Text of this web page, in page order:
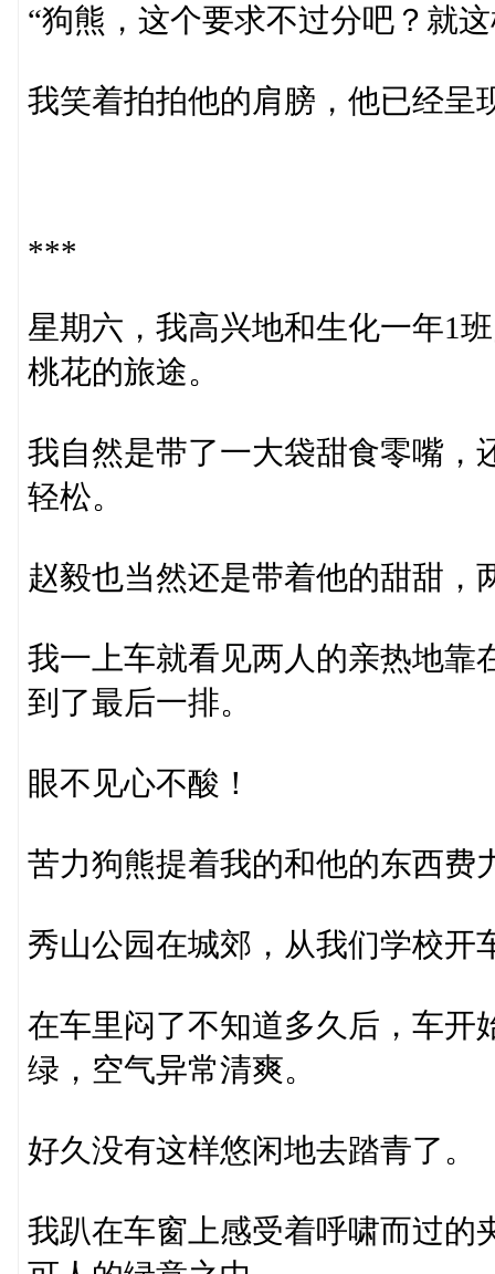
“狗熊，这个要求不过分吧？就
我笑着拍拍他的肩膀，他已经呈
***
星期六，我高兴地和生化一年1
桃花的旅途。
我自然是带了一大袋甜食零嘴
轻松。
赵毅也当然还是带着他的甜甜，
我一上车就看见两人的亲热地靠
到了最后一排。
眼不见心不酸！
苦力狗熊提着我的和他的东西费
秀山公园在城郊，从我们学校开
在车里闷了不知道多久后，车开
绿，空气异常清爽。
好久没有这样悠闲地去踏青了。
我趴在车窗上感受着呼啸而过的